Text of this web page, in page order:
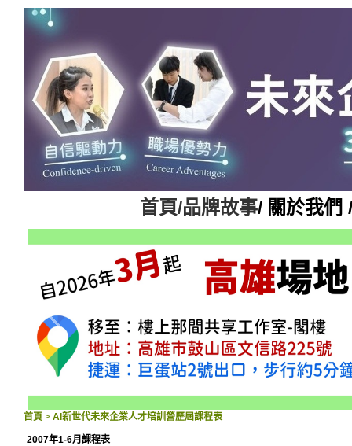
首頁/品牌故事/ 關於我們
首頁 > AI新世代未來企業人才培訓營歷屆課程表
2007年1-6月課程表